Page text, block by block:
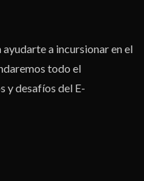
a incursionar en el
todo el
y desafíos del E-